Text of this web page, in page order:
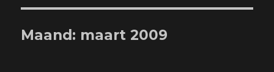
Maand: maart 2009